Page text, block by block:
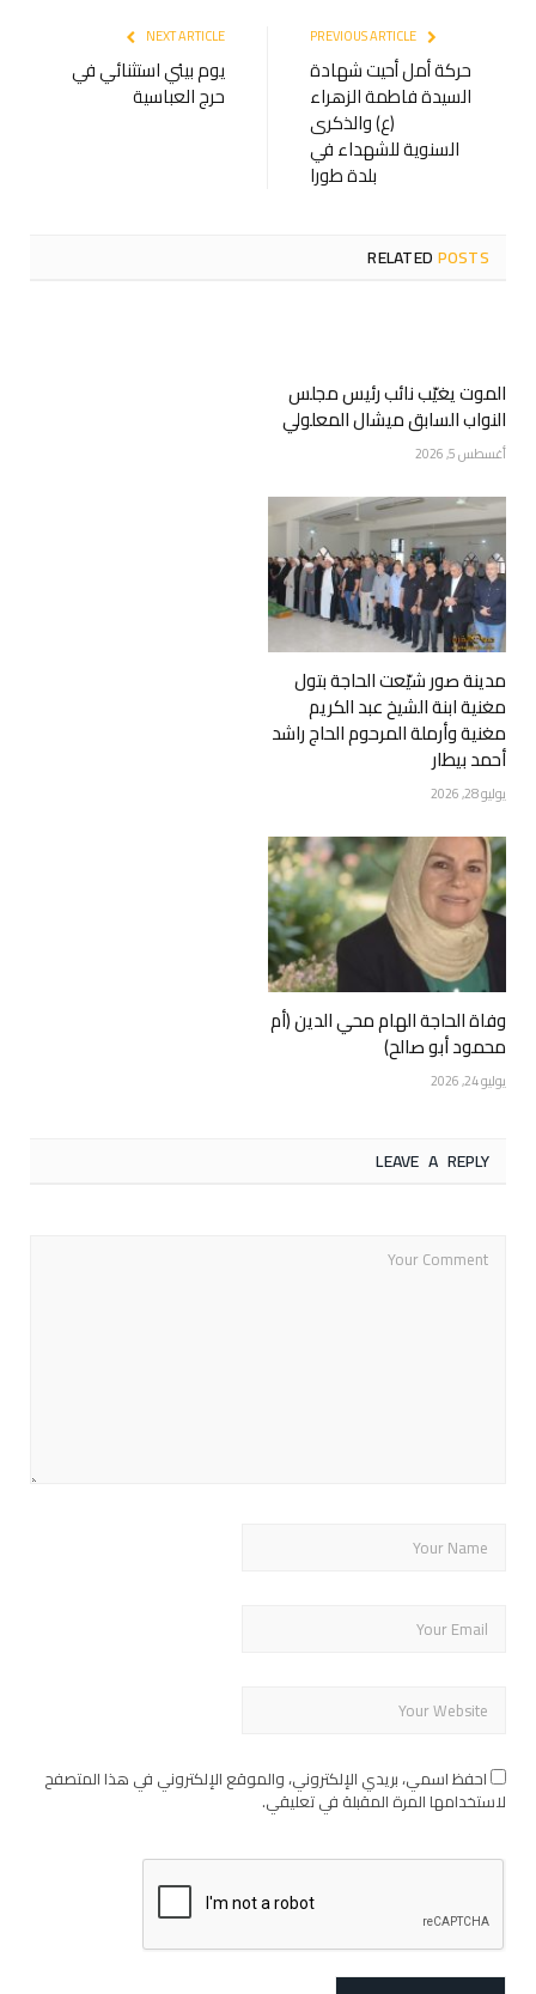
حركة أمل أحيت شهادة
السيدة فاطمة الزهراء
(ع) والذكرى
السنوية للشهداء في
بلدة طورا
NEXT ARTICLE
يوم بيئي استثنائي في
حرج العباسية
RELATEDPOSTS
الموت يغيّب نائب رئيس مجلس
النواب السابق ميشال المعلولي
أغسطس 5, 2026
مدينة صور شيّعت الحاجة بتول
مغنية ابنة الشيخ عبد الكريم
مغنية وأرملة المرحوم الحاج راشد
أحمد بيطار
يوليو 28, 2026
وفاة الحاجة الهام محي الدين (أم
محمود أبو صالح)
يوليو 24, 2026
LEAVE A REPLY
احفظ اسمي، بريدي الإلكتروني، والموقع الإلكتروني في هذا المتصفح
لاستخدامها المرة المقبلة في تعليقي.